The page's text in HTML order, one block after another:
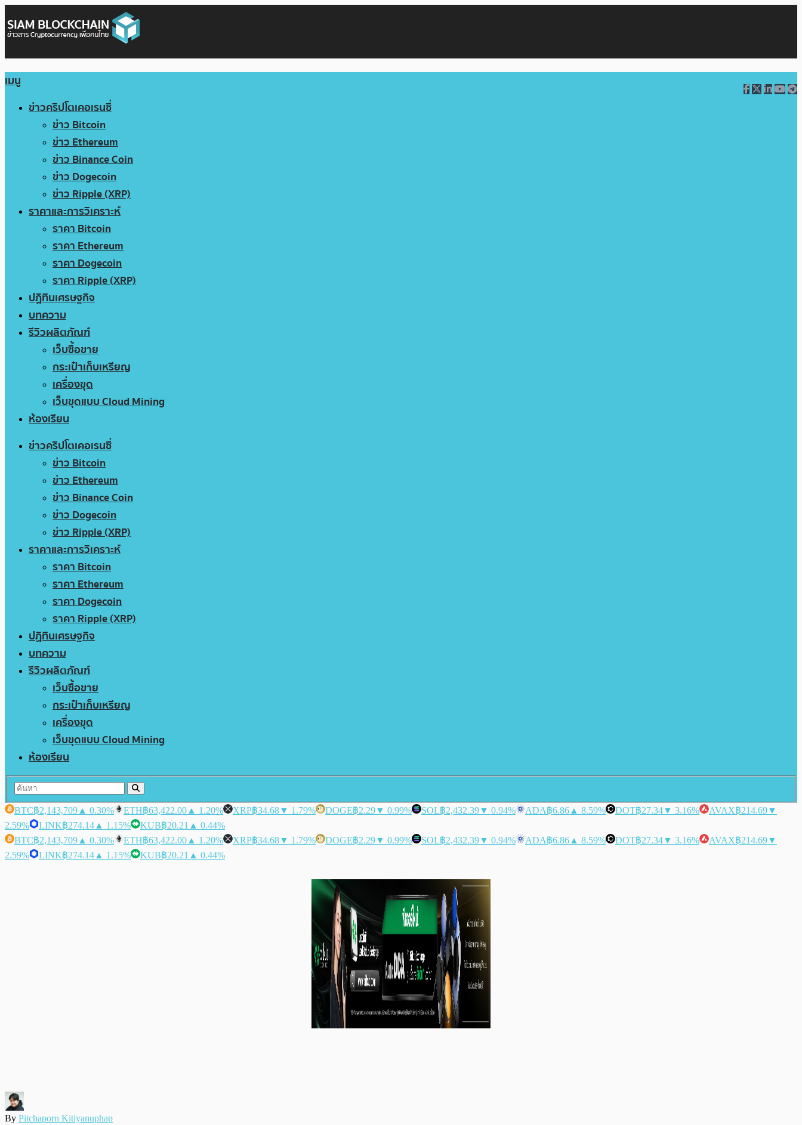
เมนู
ข่าวคริปโตเคอเรนซี่
ข่าว Bitcoin
ข่าว Ethereum
ข่าว Binance Coin
ข่าว Dogecoin
ข่าว Ripple (XRP)
ราคาและการวิเคราะห์
ราคา Bitcoin
ราคา Ethereum
ราคา Dogecoin
ราคา Ripple (XRP)
ปฏิทินเศรษฐกิจ
บทความ
รีวิวผลิตภัณฑ์
เว็บซื้อขาย
กระเป๋าเก็บเหรียญ
เครื่องขุด
เว็บขุดแบบ Cloud Mining
ห้องเรียน
ข่าวคริปโตเคอเรนซี่
ข่าว Bitcoin
ข่าว Ethereum
ข่าว Binance Coin
ข่าว Dogecoin
ข่าว Ripple (XRP)
ราคาและการวิเคราะห์
ราคา Bitcoin
ราคา Ethereum
ราคา Dogecoin
ราคา Ripple (XRP)
ปฏิทินเศรษฐกิจ
บทความ
รีวิวผลิตภัณฑ์
เว็บซื้อขาย
กระเป๋าเก็บเหรียญ
เครื่องขุด
เว็บขุดแบบ Cloud Mining
ห้องเรียน
BTC฿2,143,709 ▲ 0.30% ETH฿63,422.00 ▲ 1.20% XRP฿34.68▼ 1.79% DOGE฿2.29▼ 0.99% SOL฿2,432.39▼ 0.94% ADA฿6.86 ▲ 8.59% DOT฿27.34▼ 3.16% AVAX฿214.69▼
2.59%
LINK฿274.14 ▲ 1.15% KUB฿20.21 ▲ 0.44%
BTC฿2,143,709 ▲ 0.30% ETH฿63,422.00 ▲ 1.20% XRP฿34.68▼ 1.79% DOGE฿2.29▼ 0.99% SOL฿2,432.39▼ 0.94% ADA฿6.86 ▲ 8.59% DOT฿27.34▼ 3.16% AVAX฿214.69▼
2.59%
LINK฿274.14 ▲ 1.15% KUB฿20.21 ▲ 0.44%
By Pitchaporn Kitiyanuphap